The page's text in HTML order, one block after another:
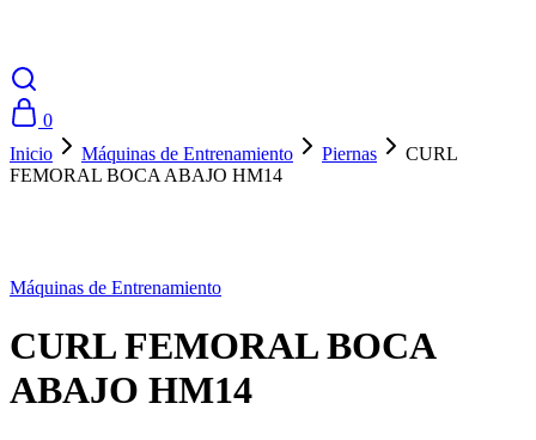
0
Inicio
Máquinas de Entrenamiento Piernas
CURL
FEMORAL BOCA ABAJO HM14
Máquinas de Entrenamiento
CURL FEMORAL BOCA
ABAJO HM14